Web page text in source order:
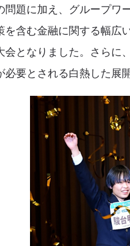
問題に加え、グループワ
を含む金融に関する幅広
会となりました。さらに
要とされる白熱した展